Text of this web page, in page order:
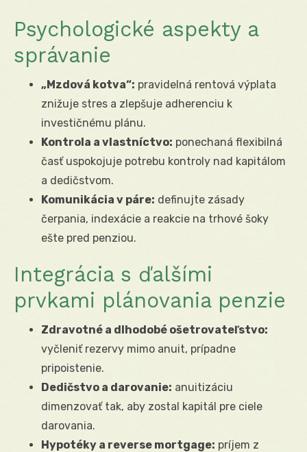
Psychologické aspekty a
správanie
„Mzdová kotva“: pravidelná rentová výplata
znižuje stres a zlepšuje adherenciu k
investičnému plánu.
Kontrola a vlastníctvo: ponechaná flexibilná
časť uspokojuje potrebu kontroly nad kapitálom
a dedičstvom.
Komunikácia v páre: definujte zásady
čerpania, indexácie a reakcie na trhové šoky
ešte pred penziou.
Integrácia s ďalšími
prvkami plánovania penzie
Zdravotné a dlhodobé ošetrovateľstvo:
vyčleniť rezervy mimo anuit, prípadne
pripoistenie.
Dedičstvo a darovanie: anuitizáciu
dimenzovať tak, aby zostal kapitál pre ciele
darovania.
Hypotéky a reverse mortgage: príjem z